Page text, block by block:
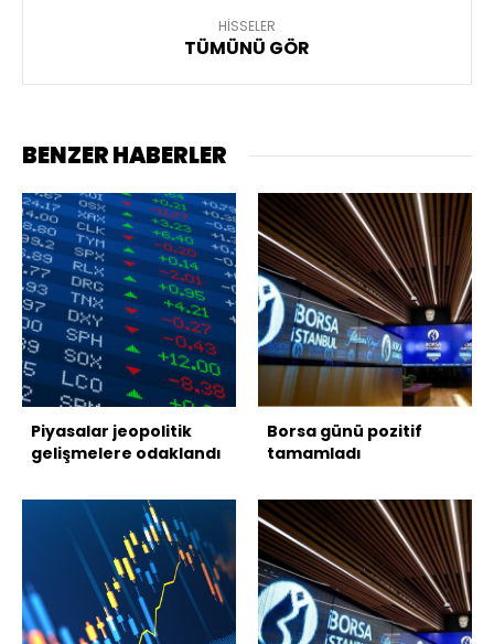
HİSSELER
TÜMÜNÜ GÖR
BENZER HABERLER
Piyasalar jeopolitik
gelişmelere odaklandı
Borsa günü pozitif
tamamladı